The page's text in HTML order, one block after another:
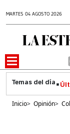
MARTES 04 AGOSTO 2026
Inicio> Opinión>